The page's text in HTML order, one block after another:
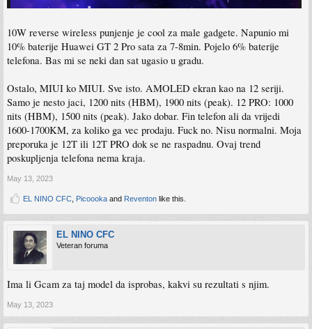
10W reverse wireless punjenje je cool za male gadgete. Napunio mi
10% baterije Huawei GT 2 Pro sata za 7-8min. Pojelo 6% baterije
telefona. Bas mi se neki dan sat ugasio u gradu.
Ostalo, MIUI ko MIUI. Sve isto. AMOLED ekran kao na 12 seriji.
Samo je nesto jaci, 1200 nits (HBM), 1900 nits (peak). 12 PRO: 1000
nits (HBM), 1500 nits (peak). Jako dobar. Fin telefon ali da vrijedi
1600-1700KM, za koliko ga vec prodaju. Fuck no. Nisu normalni. Moja
preporuka je 12T ili 12T PRO dok se ne raspadnu. Ovaj trend
poskupljenja telefona nema kraja.
May 13, 2023
EL NINO CFC Picoooka and Reventon like this.
EL NINO CFC
Veteran foruma
Ima li Gcam za taj model da isprobas, kakvi su rezultati s njim.
May 13, 2023